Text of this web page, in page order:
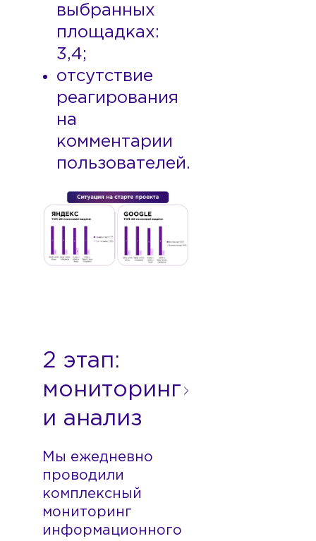
выбранных
площадках:
3,4;
отсутствие
реагирования
на
комментарии
пользователей.
Мы ежедневно
проводили
комплексный
мониторинг
информационного